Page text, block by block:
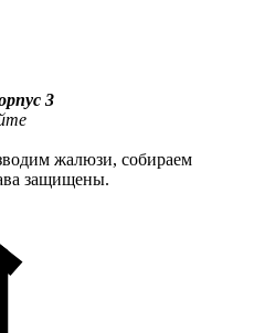
3
жалюзи, собираем
защищены.